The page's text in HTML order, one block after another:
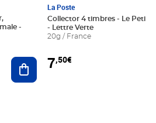
Ajouter au panier
La Poste
Collector 4 timbres - Le Petit
- Lettre Verte
20g / France
7,50€